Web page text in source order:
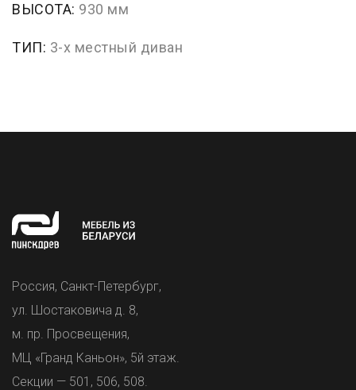
ВЫСОТА: 930 мм
ТИП: 3-х местный диван
Россия, Санкт-Петербург,
ул. Шостаковича д. 8,
м. пр. Просвещения,
МЦ «Гранд Каньон», 5й этаж.
Секции — 501, 506, 508.